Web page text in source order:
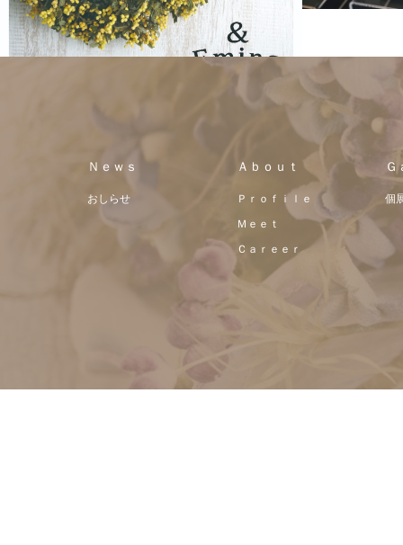
Ｎｅｗｓ
おしらせ
Ａｂｏｕｔ
Ｐｒｏｆｉｌｅ
Ｍｅｅｔ
Ｃａｒｅｅｒ
Ｇ
個